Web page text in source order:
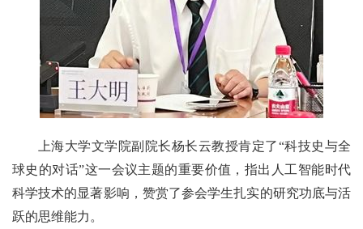
上海大学文学院副院长杨长云教授肯定了“科技史与全
球史的对话”这一会议主题的重要价值，指出人工智能时代
科学技术的显著影响，赞赏了参会学生扎实的研究功底与活
跃的思维能力。